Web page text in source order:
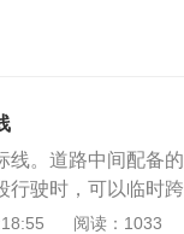
线。道路中间配备
行驶时，可以临时
下，将车辆掉头行
阅读：1033